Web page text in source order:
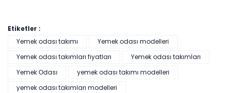
Etiketler :
Yemek odası takımı
Yemek odası modelleri
Yemek odası takımları fiyatları
Yemek odası takımları
Yemek Odası
yemek odası takımı modelleri
yemek odası takımları modelleri